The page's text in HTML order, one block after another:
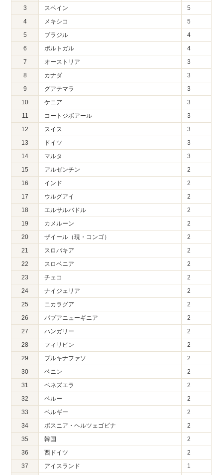
3
スペイン
5
4
メキシコ
5
5
ブラジル
4
6
ポルトガル
4
7
オーストリア
3
8
カナダ
3
9
グアテマラ
3
10
ケニア
3
11
コートジボアール
3
12
スイス
3
13
ドイツ
3
14
マルタ
3
15
アルゼンチン
2
16
インド
2
17
ウルグアイ
2
18
エルサルバドル
2
19
カメルーン
2
20
ザイール（現・コンゴ）
2
21
スロバキア
2
22
スロベニア
2
23
チェコ
2
24
ナイジェリア
2
25
ニカラグア
2
26
パプアニューギニア
2
27
ハンガリー
2
28
フィリピン
2
29
ブルキナファソ
2
30
ベニン
2
31
ベネズエラ
2
32
ペルー
2
33
ベルギー
2
34
ボスニア・ヘルツェゴビナ
2
35
韓国
2
36
西ドイツ
2
37
アイスランド
1